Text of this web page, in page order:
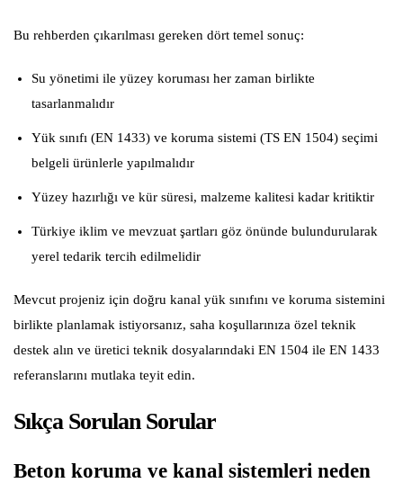
Bu rehberden çıkarılması gereken dört temel sonuç:
Su yönetimi ile yüzey koruması her zaman birlikte
tasarlanmalıdır
Yük sınıfı (EN 1433) ve koruma sistemi (TS EN 1504) seçimi
belgeli ürünlerle yapılmalıdır
Yüzey hazırlığı ve kür süresi, malzeme kalitesi kadar kritiktir
Türkiye iklim ve mevzuat şartları göz önünde bulundurularak
yerel tedarik tercih edilmelidir
Mevcut projeniz için doğru kanal yük sınıfını ve koruma sistemini
birlikte planlamak istiyorsanız, saha koşullarınıza özel teknik
destek alın ve üretici teknik dosyalarındaki EN 1504 ile EN 1433
referanslarını mutlaka teyit edin.
Sıkça Sorulan Sorular
Beton koruma ve kanal sistemleri neden